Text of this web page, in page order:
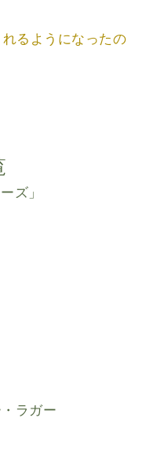
るようになったの
ズ」
ラガー